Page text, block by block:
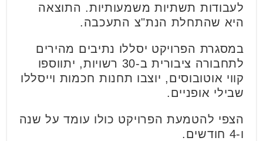
לעבודות תשתיות משמעותיות. התוצאה
היא שהתחלת הנת"צ התעכבה.
במסגרת הפרויקט יסללו נתיבים מהירים
לתחבורה ציבורית ב-30 רשויות, יתווספו
קווי אוטובוסים, יוצבו תחנות חכמות וייסללו
שבילי אופניים.
הצפי להטמעת הפרויקט כולו עומד על שנה
ו-4 חודשים.